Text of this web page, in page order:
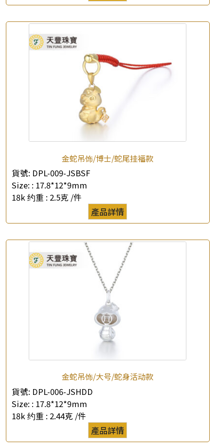
金蛇吊饰/博士/蛇尾挂福款
貨號: DPL-009-JSBSF
Size: : 17.8*12*9mm
18k 约重 : 2.5克 /件
產品詳情
金蛇吊饰/大号/蛇身活动款
貨號: DPL-006-JSHDD
Size: : 17.8*12*9mm
18k 约重 : 2.44克 /件
產品詳情